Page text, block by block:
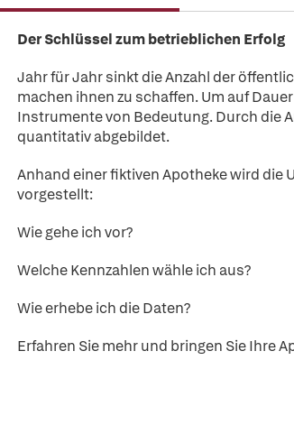
Der Schlüssel zum betrieblichen Erfolg
Jahr für Jahr sinkt die Anzahl der
machen ihnen zu schaffen. Um auf
Instrumente von Bedeutung. Durch die
quantitativ abgebildet.
Anhand einer fiktiven Apotheke wird die
vorgestellt:
Wie gehe ich vor?
Welche Kennzahlen wähle ich aus?
Wie erhebe ich die Daten?
Erfahren Sie mehr und bringen Sie Ihre